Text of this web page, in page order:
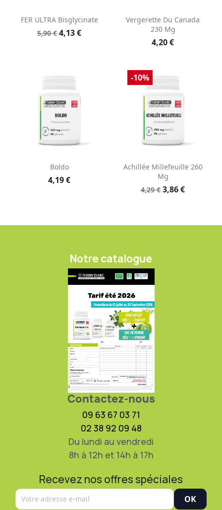
FER ULTRA Bisglycinate
5,90 € 4,13 €
Vergerette Du Canada
230 Mg
4,20 €
Boldo
4,19 €
Achillée Millefeuille 260
Mg
4,29 € 3,86 €
-10%
Notre catalogue
Contactez-nous
09 63 67 03 71
02 38 92 09 48
Du lundi au vendredi
8h à 12h et 14h à 17h
Recevez nos offres spéciales